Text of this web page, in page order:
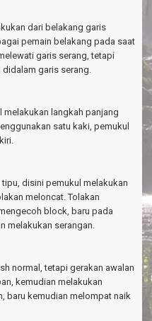
dari belakang garis
pemain belakang pada saat
garis serang, tetapi
garis serang.
langkah panjang
satu kaki, pemukul
disini pemukul melakukan
meloncat. Tolakan
block, baru pada
melakukan serangan.
normal, tetapi gerakan awalan
kemudian melakukan
baru kemudian melompat naik